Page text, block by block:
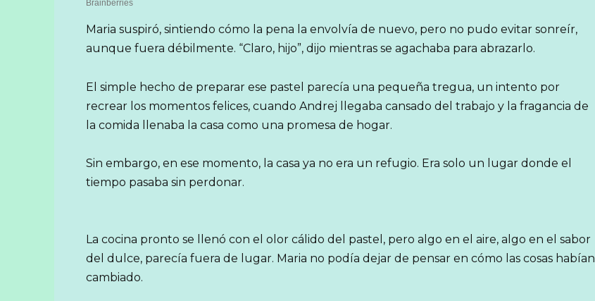
Maria suspiró, sintiendo cómo la pena la envolvía de nuevo, pero no pudo evitar sonreír,
aunque fuera débilmente. “Claro, hijo”, dijo mientras se agachaba para abrazarlo.
El simple hecho de preparar ese pastel parecía una pequeña tregua, un intento por
recrear los momentos felices, cuando Andrej llegaba cansado del trabajo y la fragancia de
la comida llenaba la casa como una promesa de hogar.
Sin embargo, en ese momento, la casa ya no era un refugio. Era solo un lugar donde el
tiempo pasaba sin perdonar.
La cocina pronto se llenó con el olor cálido del pastel, pero algo en el aire, algo en el sabor
del dulce, parecía fuera de lugar. Maria no podía dejar de pensar en cómo las cosas habían
cambiado.